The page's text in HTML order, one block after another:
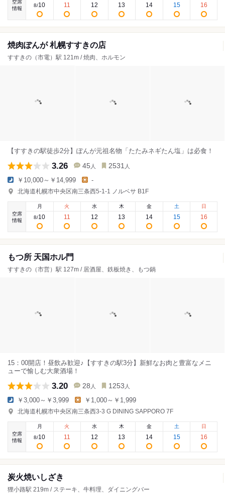
空席
情報
8/10 11 12 13 14 15 16
焼肉ぽんが 札幌すすきの店
すすきの（市電）駅 121m / 焼肉、ホルモン
【すすきの駅徒歩2分】ぽんが元祖名物「たたみネギたん塩」は必食！
3.26 45 人 2531 人
￥10,000～￥14,999 -
北海道札幌市中央区南三条西5-1-1 ノルベサ B1F
空席
情報
月
8/10
火
11
水
12
木
13
金
14
土
15
日
16
もつ所 天国ホル門
すすきの（市営）駅 127m / 居酒屋、鉄板焼き、もつ鍋
15：00開店！昼飲み歓迎♪【すすきの駅3分】新鮮なお肉と豊富なメニ
ューで愉しむ大衆酒場！
3.20 28 人 1253 人
￥3,000～￥3,999 ￥1,000～￥1,999
北海道札幌市中央区南三条西3-3 G DINING SAPPORO 7F
空席
情報
月
8/10
火
11
水
12
木
13
金
14
土
15
日
16
炭火焼いしざき
狸小路駅 219m / ステーキ、牛料理、ダイニングバー